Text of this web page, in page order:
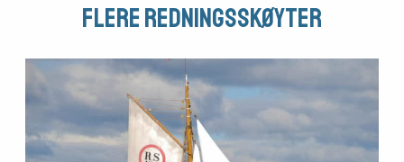
Arrangementer
Flere Redningsskøyter